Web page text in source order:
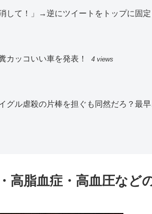
して！」→逆にツイートをトップに固
カッコいい車を発表！ 4 views
グル虐殺の片棒を担ぐも同然だろ？最
高脂血症・高血圧など